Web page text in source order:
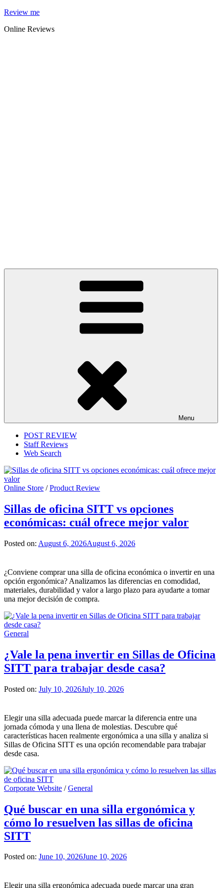
Skip
content
Review me
Online Reviews
Menu
POST REVIEW
Staff Reviews
Web Search
Online Store /Product Review
Sillas de oficina SITT vs opciones
económicas: cuál ofrece mejor valor
Posted on: August 6, 2026August 6, 2026
¿Conviene comprar una silla de oficina económica o invertir en una
opción ergonómica? Analizamos las diferencias en comodidad,
materiales, durabilidad y valor a largo plazo para ayudarte a tomar
una mejor decisión de compra.
General
¿Vale la pena invertir en Sillas de Oficina
SITT para trabajar desde casa?
Posted on: July 10, 2026July 10, 2026
Elegir una silla adecuada puede marcar la diferencia entre una
jornada cómoda y una llena de molestias. Descubre qué
características hacen realmente ergonómica a una silla y analiza si
Sillas de Oficina SITT es una opción recomendable para trabajar
desde casa.
Corporate Website /General
Qué buscar en una silla ergonómica y
cómo lo resuelven las sillas de oficina
SITT
Posted on: June 10, 2026June 10, 2026
Elegir una silla ergonómica adecuada puede marcar una gran